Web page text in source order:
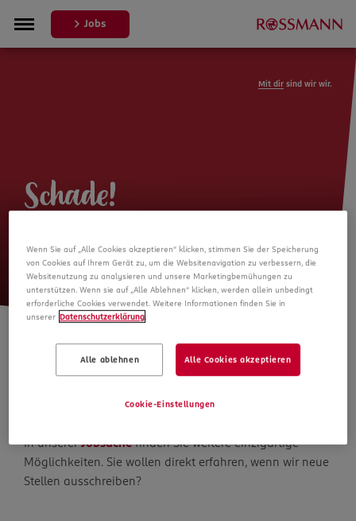
Jobs
Mit dir sind wir wir.
Schade!
mehr verfügbar
Die Suche geht weiter
In unsererJobsuchefinden Sie weitere einzigartige
Möglichkeiten. Sie wollen direkt erfahren, wenn wir neue
Stellen ausschreiben?
Wenn Sie auf „Alle Cookies akzeptieren“ klicken, stimmen Sie der Speicherung
von Cookies auf Ihrem Gerät zu, um die Websitenavigation zu verbessern, die
Websitenutzung zu analysieren und unsere Marketingbemühungen zu
unterstützen. Wenn sie auf „Alle Ablehnen“ klicken, werden allein unbedingt
erforderliche Cookies verwendet. Weitere Informationen finden Sie in
unserer Datenschutzerklärung
Alle ablehnen Alle Cookies akzeptieren
Cookie-Einstellungen